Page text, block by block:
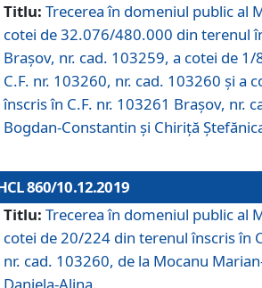
Titlu: Trecerea în domeniul public al
cotei de 32.076/480.000 din terenul
Brașov, nr. cad. 103259, a cotei de
C.F. nr. 103260, nr. cad. 103260 și a
înscris în C.F. nr. 103261 Brașov, nr.
Bogdan-Constantin și Chiriță
860/10.12.2019
Titlu: Trecerea în domeniul public al
cotei de 20/224 din terenul înscris în
nr. cad. 103260, de la Mocanu